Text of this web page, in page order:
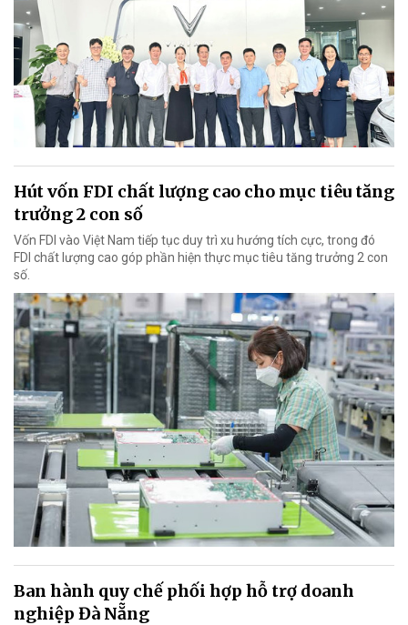
Hút vốn FDI chất lượng cao cho mục tiêu tăng
trưởng 2 con số
Vốn FDI vào Việt Nam tiếp tục duy trì xu hướng tích cực, trong đó
FDI chất lượng cao góp phần hiện thực mục tiêu tăng trưởng 2 con
số.
Ban hành quy chế phối hợp hỗ trợ doanh
nghiệp Đà Nẵng